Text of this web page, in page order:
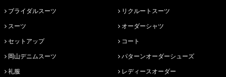
ブライダルスーツ
スーツ
セットアップ
岡山デニムスーツ
礼服
リクルートスーツ
オーダーシャツ
コート
パターンオーダーシューズ
レディースオーダー